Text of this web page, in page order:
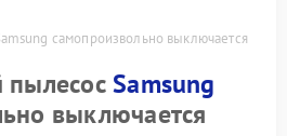
самопроизвольно выключается
пылесосSamsung
выключается